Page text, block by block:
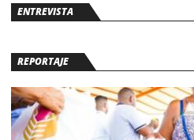
ENTREVISTA
REPORTAJE